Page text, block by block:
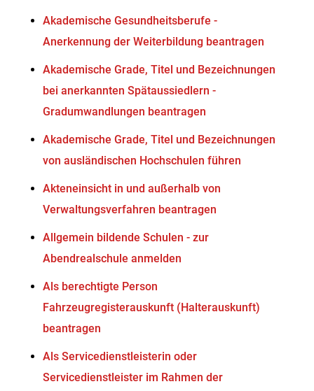
Akademische Gesundheitsberufe -
Anerkennung der Weiterbildung beantragen
Akademische Grade, Titel und Bezeichnungen
bei anerkannten Spätaussiedlern -
Gradumwandlungen beantragen
Akademische Grade, Titel und Bezeichnungen
von ausländischen Hochschulen führen
Akteneinsicht in und außerhalb von
Verwaltungsverfahren beantragen
Allgemein bildende Schulen - zur
Abendrealschule anmelden
Als berechtigte Person
Fahrzeugregisterauskunft (Halterauskunft)
beantragen
Als Servicedienstleisterin oder
Servicedienstleister im Rahmen der